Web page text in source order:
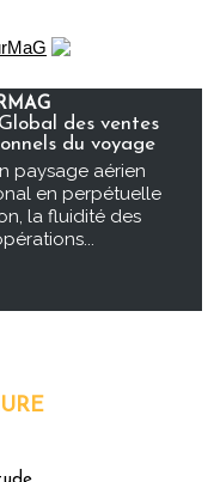
des ventes
du voyage
paysage aérien
en perpétuelle
la fluidité des